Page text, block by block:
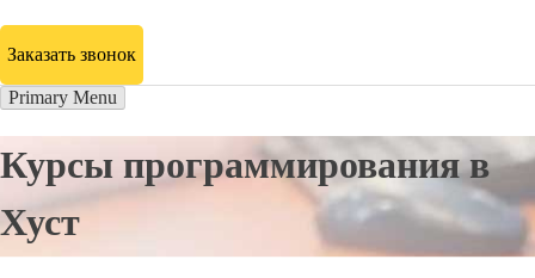
Заказать звонок
Primary Menu
Курсы программирования в
Хуст